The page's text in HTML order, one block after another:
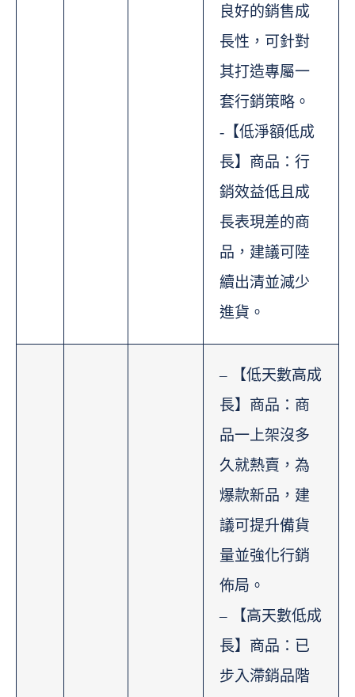
良好的銷售成
長性，可針對
其打造專屬一
套行銷策略。
-【低淨額低成
長】商品：行
銷效益低且成
長表現差的商
品，建議可陸
續出清並減少
進貨。
– 【低天數高成
長】商品：商
品一上架沒多
久就熱賣，為
爆款新品，建
議可提升備貨
量並強化行銷
佈局。
– 【高天數低成
長】商品：已
步入滯銷品階